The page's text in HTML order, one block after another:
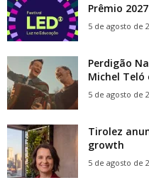
Prêmio 2027
5 de agosto de
Perdigão
Michel Teló
5 de agosto de
Tirolez
growth
5 de agosto de